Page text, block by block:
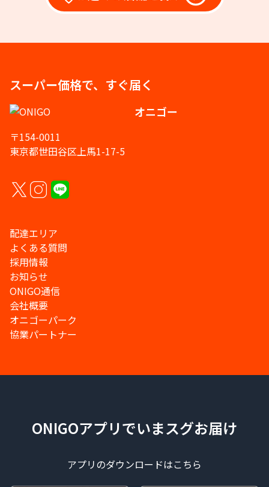
スーパー価格で、すぐ届く
オニゴー
〒154-0011
東京都世田谷区上馬1-17-5
配達エリア
よくある質問
採用情報
お知らせ
ONIGO通信
会社概要
オニゴーパーク
協業パートナー
ONIGOアプリでいまスグお届け
アプリのダウンロードはこちら